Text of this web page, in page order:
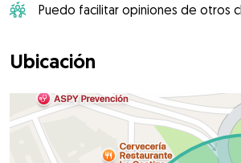
Puedo facilitar opiniones de otros
Ubicación